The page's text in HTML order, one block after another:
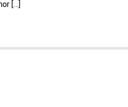
[…]